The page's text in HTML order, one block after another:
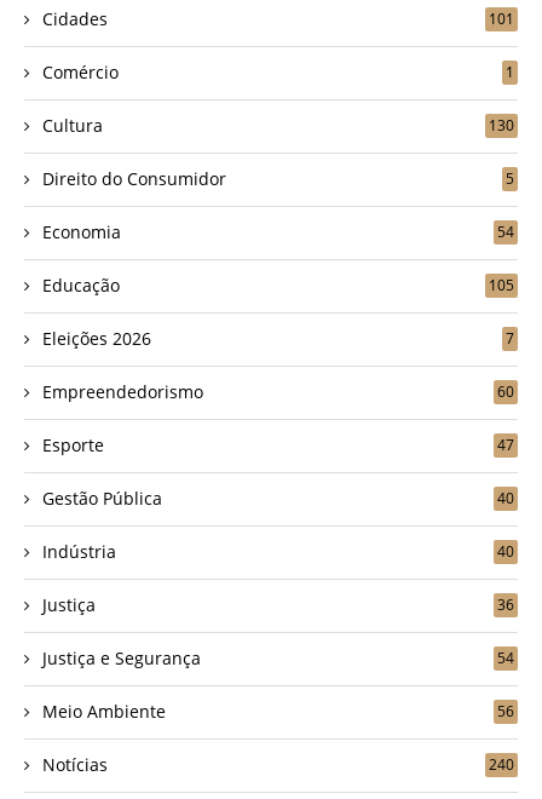
Cidades 101
Comércio 1
Cultura 130
Direito do Consumidor 5
Economia 54
Educação 105
Eleições 2026 7
Empreendedorismo 60
Esporte 47
Gestão Pública 40
Indústria 40
Justiça 36
Justiça e Segurança 54
Meio Ambiente 56
Notícias 240